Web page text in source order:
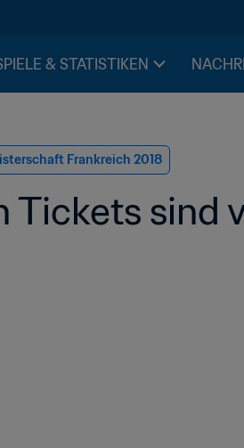
& STATISTIKEN
Frankreich 2018
Tickets sind